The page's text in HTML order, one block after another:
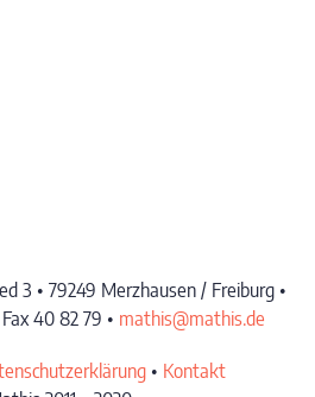
3 • 79249 Merzhausen / Freiburg •
40 82 79 • mathis@mathis.de
• Kontakt